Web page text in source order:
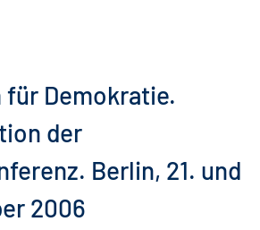
für Demokratie.
der
Berlin, 21. und
2006